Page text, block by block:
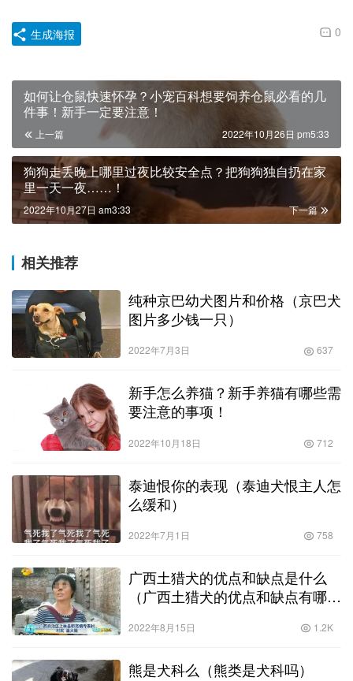
0
生成海报
如何让仓鼠快速怀孕？小宠百科想要饲养仓鼠必看的几
件事！新手一定要注意！
上一篇 2022年10月26日 pm5:33
狗狗走丢晚上哪里过夜比较安全点？把狗狗独自扔在家
里一天一夜……！
下一篇
2022年10月27日 am3:33
相关推荐
纯种京巴幼犬图片和价格（京巴犬
图片多少钱一只）
2022年7月3日 637
新手怎么养猫？新手养猫有哪些需
要注意的事项！
2022年10月18日 712
泰迪恨你的表现（泰迪犬恨主人怎
么缓和）
2022年7月1日 758
广西土猎犬的优点和缺点是什么
（广西土猎犬的优点和缺点有哪
2022年8月15日 1.2K
熊是犬科么（熊类是犬科吗）